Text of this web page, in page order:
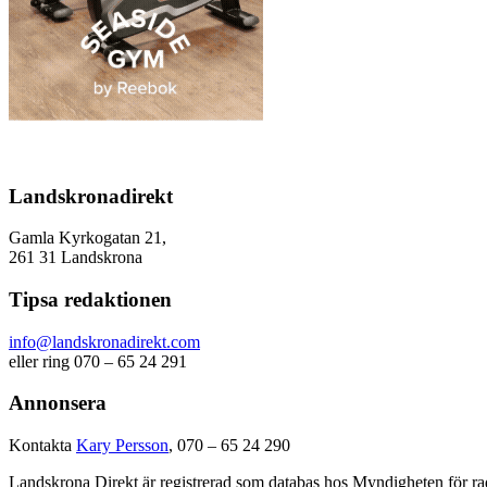
Landskronadirekt
Gamla Kyrkogatan 21,
261 31 Landskrona
Tipsa redaktionen
info@landskronadirekt.com
eller ring 070 – 65 24 291
Annonsera
Kontakta Kary Persson, 070 – 65 24 290
Landskrona Direkt är registrerad som databas hos Myndigheten för